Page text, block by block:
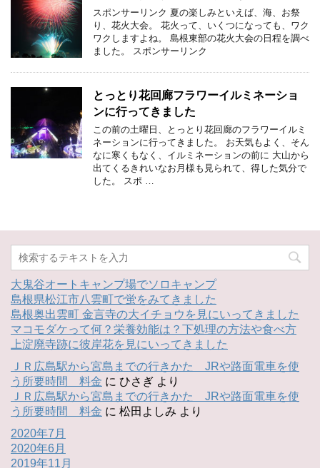
スポンサーリンク 夏の楽しみといえば、海、お祭
り、花火大会。 花火って、いくつになっても、ワク
ワクしますよね。 島根東部の花火大会の日程を調べ
ました。 スポンサーリンク
とっとり花回廊フラワーイルミネーショ
ンに行ってきました
この前の土曜日、とっとり花回廊のフラワーイルミ
ネーションに行ってきました。 お天気もよく、そん
なに寒くもなく、イルミネーションの前に 大山から
出てくるきれいなお月様も見られて、得した気分で
した。 スポ …
大鬼谷オートキャンプ場でソロキャンプ
島根県松江市八雲町で蛍をみてきました
島根奥出雲町 金言寺の大イチョウを見にいってきました
マコモダケって何？栄養効能は？下処理の方法や食べ方
上淀廃寺跡に彼岸花を見にいってきました
ＪＲ広島駅から宮島までの行きかた JRや路面電車を使
う所要時間 料金 に ひさぎ より
ＪＲ広島駅から宮島までの行きかた JRや路面電車を使
う所要時間 料金 に 松田よしみ より
2020年7月
2020年6月
2019年11月